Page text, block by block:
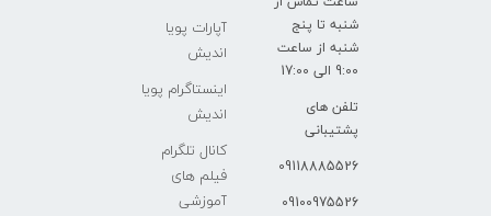
شنبه تا پنج
شنبه از ساعت
9:00 الی 17:00
تلفن های
پشتیبانی
09118885526
09100975526
آپارات پویا
اندیش
اینستاگرام پویا
اندیش
کانال تلگرام
فیلم های
آموزشی